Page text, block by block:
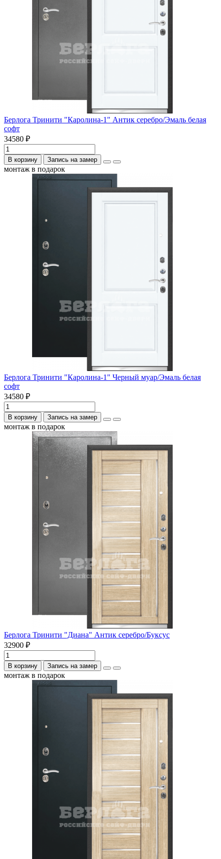
Берлога Тринити "Каролина-1" Антик серебро/Эмаль белая
софт
34580 ₽
В корзину Запись на замер
монтаж в подарок
Берлога Тринити "Каролина-1" Черный муар/Эмаль белая
софт
34580 ₽
В корзину Запись на замер
монтаж в подарок
Берлога Тринити "Диана" Антик серебро/Буксус
32900 ₽
В корзину Запись на замер
монтаж в подарок